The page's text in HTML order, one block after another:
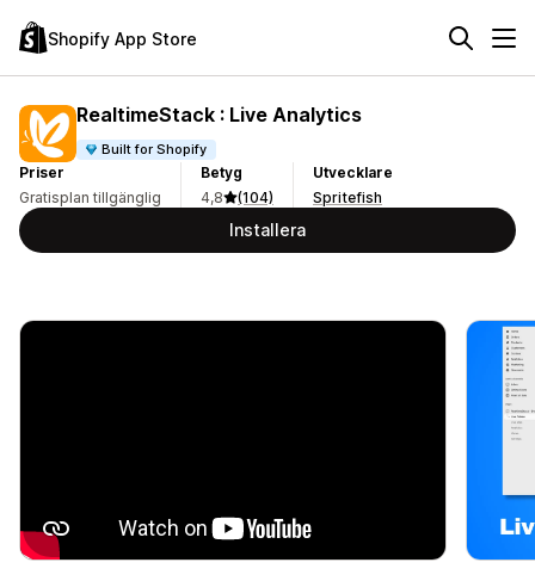
Shopify App Store
RealtimeStack : Live Analytics
Built for Shopify
Priser
Gratisplan tillgänglig
Betyg
4,8
(104)
Utvecklare
Spritefish
Installera